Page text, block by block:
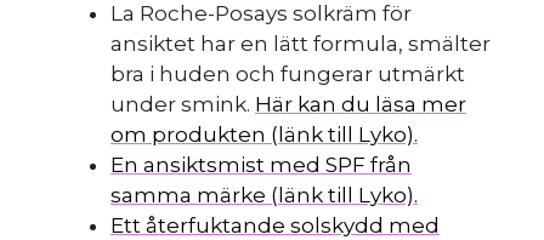
La Roche-Posays solkräm för
ansiktet har en lätt formula, smälter
bra i huden och fungerar utmärkt
under smink. Här kan du läsa mer
om produkten (länk till Lyko).
En ansiktsmist med SPF från
samma märke (länk till Lyko).
Ett återfuktande solskydd med